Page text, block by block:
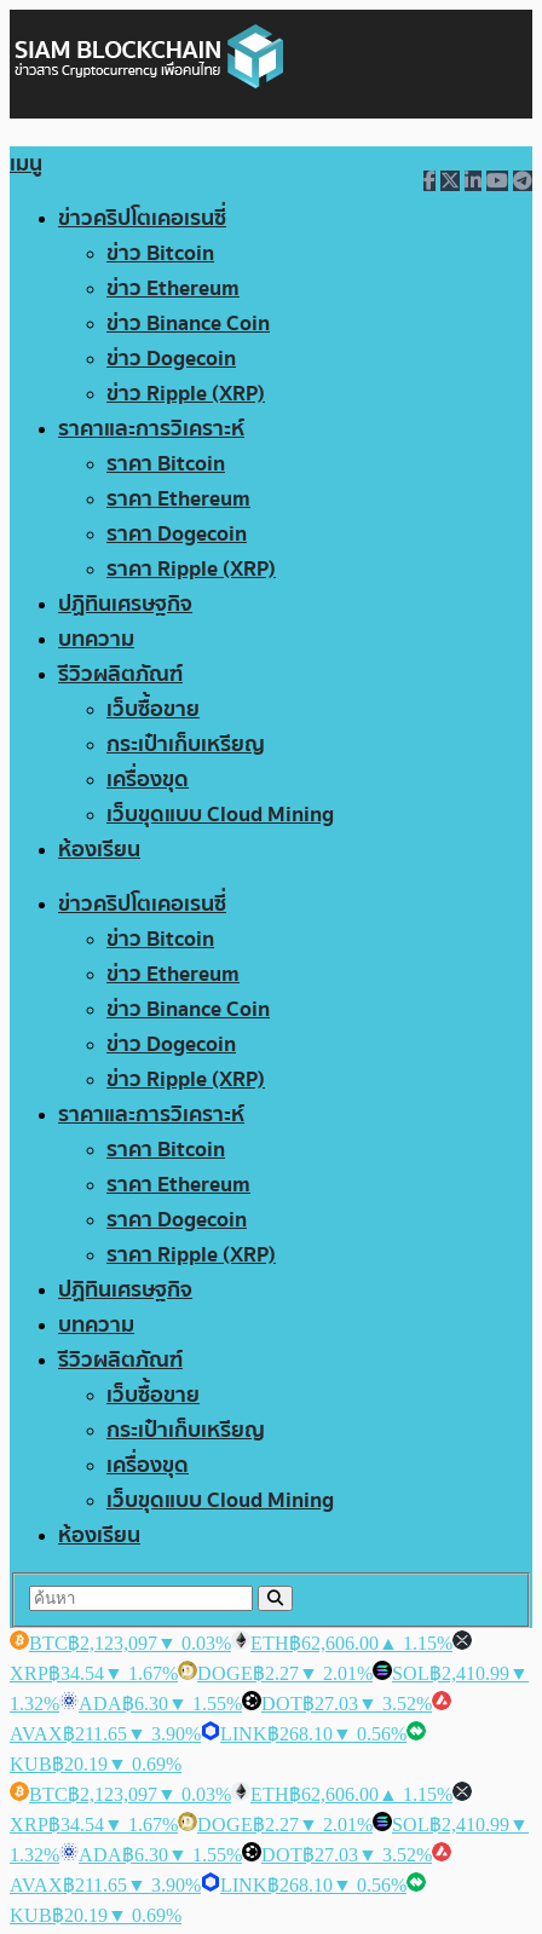
เมนู
ข่าวคริปโตเคอเรนซี่
ข่าว Bitcoin
ข่าว Ethereum
ข่าว Binance Coin
ข่าว Dogecoin
ข่าว Ripple (XRP)
ราคาและการวิเคราะห์
ราคา Bitcoin
ราคา Ethereum
ราคา Dogecoin
ราคา Ripple (XRP)
ปฏิทินเศรษฐกิจ
บทความ
รีวิวผลิตภัณฑ์
เว็บซื้อขาย
กระเป๋าเก็บเหรียญ
เครื่องขุด
เว็บขุดแบบ Cloud Mining
ห้องเรียน
ข่าวคริปโตเคอเรนซี่
ข่าว Bitcoin
ข่าว Ethereum
ข่าว Binance Coin
ข่าว Dogecoin
ข่าว Ripple (XRP)
ราคาและการวิเคราะห์
ราคา Bitcoin
ราคา Ethereum
ราคา Dogecoin
ราคา Ripple (XRP)
ปฏิทินเศรษฐกิจ
บทความ
รีวิวผลิตภัณฑ์
เว็บซื้อขาย
กระเป๋าเก็บเหรียญ
เครื่องขุด
เว็บขุดแบบ Cloud Mining
ห้องเรียน
BTC฿2,123,097▼ 0.03% ETH฿62,606.00 ▲ 1.15%
XRP฿34.54▼ 1.67% DOGE฿2.27▼ 2.01% SOL฿2,410.99▼
1.32%
ADA฿6.30▼ 1.55% DOT฿27.03▼ 3.52%
AVAX฿211.65▼ 3.90% LINK฿268.10▼ 0.56%
KUB฿20.19▼ 0.69%
BTC฿2,123,097▼ 0.03% ETH฿62,606.00 ▲ 1.15%
XRP฿34.54▼ 1.67% DOGE฿2.27▼ 2.01% SOL฿2,410.99▼
1.32%
ADA฿6.30▼ 1.55% DOT฿27.03▼ 3.52%
AVAX฿211.65▼ 3.90% LINK฿268.10▼ 0.56%
KUB฿20.19▼ 0.69%